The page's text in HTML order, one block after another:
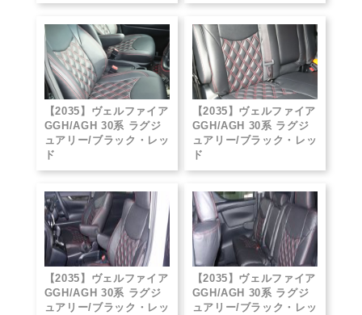
【2035】ヴェルファイア
GGH/AGH 30系 ラグジ
ュアリー/ブラック・レッ
ド
【2035】ヴェルファイア
GGH/AGH 30系 ラグジ
ュアリー/ブラック・レッ
ド
【2035】ヴェルファイア
GGH/AGH 30系 ラグジ
ュアリー/ブラック・レッ
【2035】ヴェルファイア
GGH/AGH 30系 ラグジ
ュアリー/ブラック・レッ